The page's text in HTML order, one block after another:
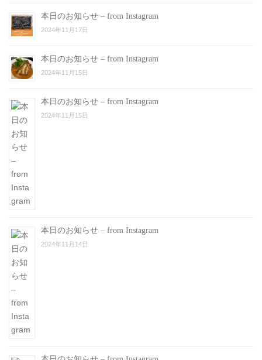
本日のお知らせ – from Instagram
2024年11月17日
本日のお知らせ – from Instagram
2024年11月15日
本日のお知らせ – from Instagram
2024年11月15日
本日のお知らせ – from Instagram
2024年11月14日